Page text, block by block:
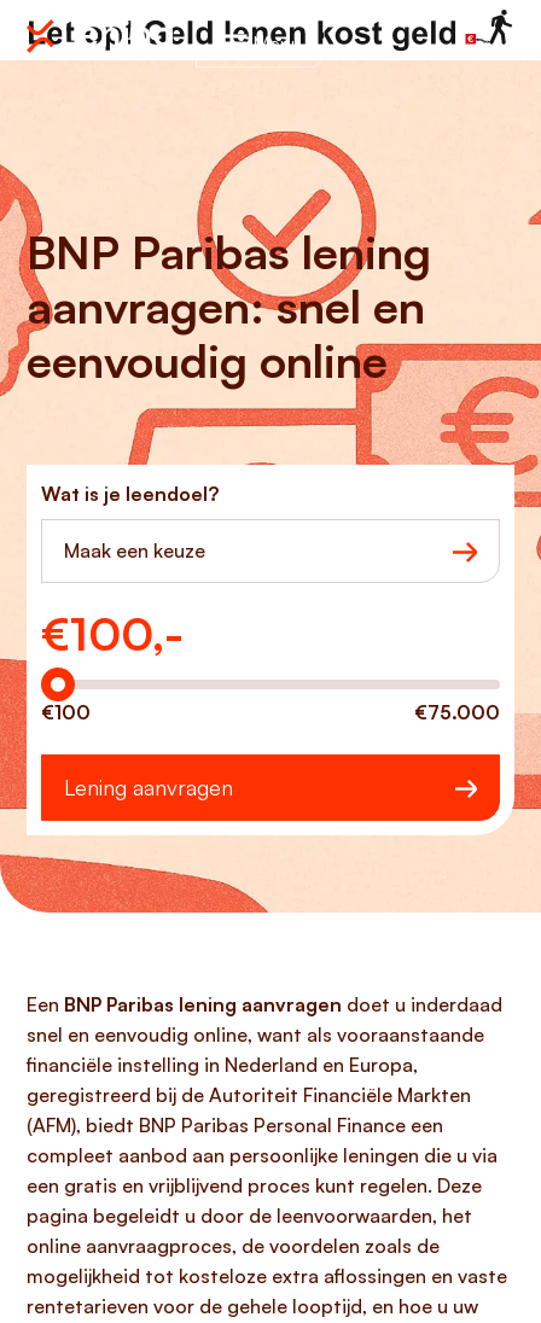
Menu
BNP Paribas lening
aanvragen: snel en
eenvoudig online
Wat is je leendoel?
Maak een keuze
€100,-
Hoeveel wilt u lenen?
€100 €75.000
Lening aanvragen
Een BNP Paribas lening aanvragen doet u inderdaad
snel en eenvoudig online, want als vooraanstaande
financiële instelling in Nederland en Europa,
geregistreerd bij de Autoriteit Financiële Markten
(AFM), biedt BNP Paribas Personal Finance een
compleet aanbod aan persoonlijke leningen die u via
een gratis en vrijblijvend proces kunt regelen. Deze
pagina begeleidt u door de leenvoorwaarden, het
online aanvraagproces, de voordelen zoals de
mogelijkheid tot kosteloze extra aflossingen en vaste
rentetarieven voor de gehele looptijd, en hoe u uw